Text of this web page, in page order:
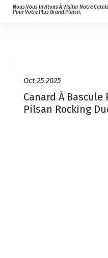
Nous Vous Invitons À Visiter Notre
Pour Votre Plus Grand Plaisir.
Oct 25 2025
Canard À
Pilsan Rocking